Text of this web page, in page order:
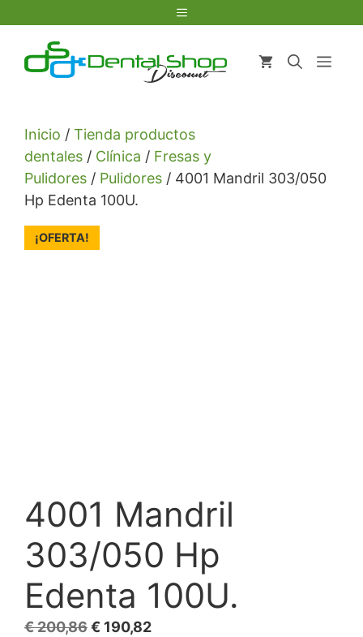
contenido
Menú
Inicio / Tienda productos
dentales / Clínica / Fresas y
Pulidores / Pulidores / 4001 Mandril 303/050
Hp Edenta 100U.
¡OFERTA!
4001 Mandril
303/050 Hp
Edenta 100U.
€200,86El
€ 190,82El